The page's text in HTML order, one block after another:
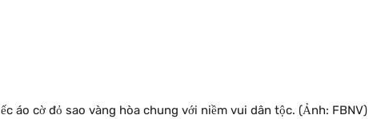
áo cờ đỏ sao vàng hòa chung với niềm vui dân tộc. (Ảnh: FBNV)